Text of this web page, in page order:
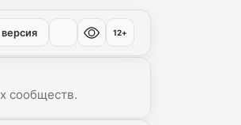
12+
сообществ.